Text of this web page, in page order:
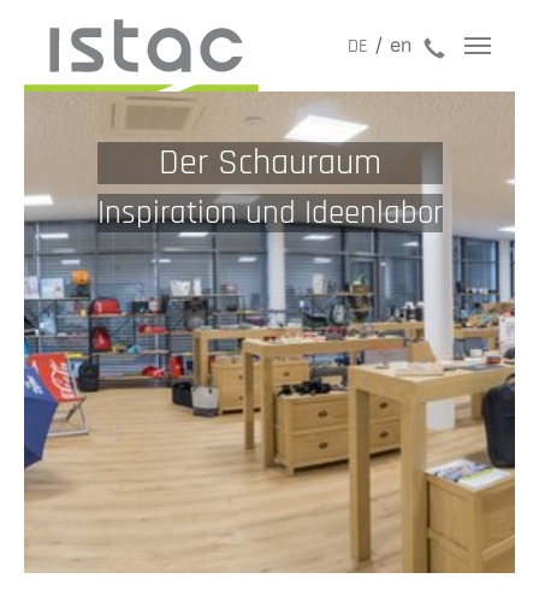
jetzt
DE en
Der Schauraum
Inspiration und Ideenlabor